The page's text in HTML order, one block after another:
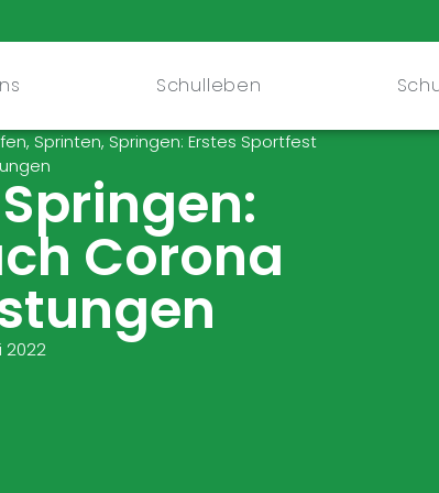
Schulleben
Sprinten, Springen: Erstes Sportfest
Corona
2022